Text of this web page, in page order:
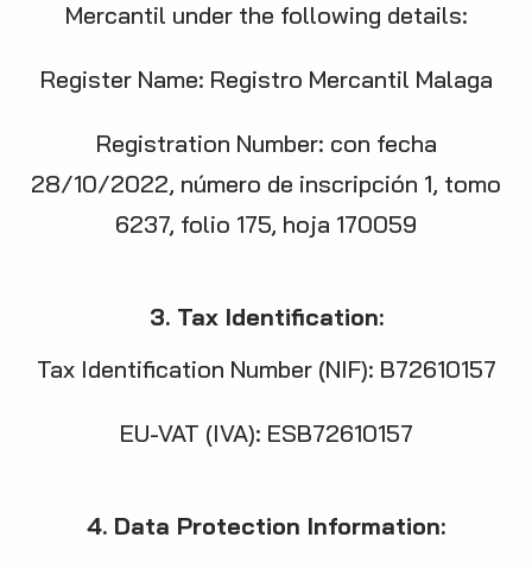
Mercantil under the following details:
Register Name: Registro Mercantil Malaga
Registration Number: con fecha
28/10/2022, número de inscripción 1, tomo
6237, folio 175, hoja 170059
3. Tax Identification:
Tax Identification Number (NIF): B72610157
EU-VAT (IVA): ESB72610157
4. Data Protection Information: